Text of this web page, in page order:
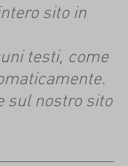
sito in
testi, come
sul nostro sito